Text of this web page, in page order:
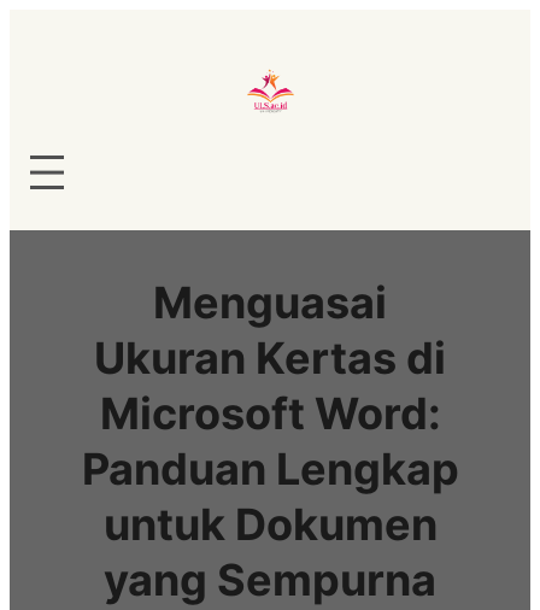
Menguasai
Ukuran Kertas di
Microsoft Word:
Panduan Lengkap
untuk Dokumen
yang Sempurna